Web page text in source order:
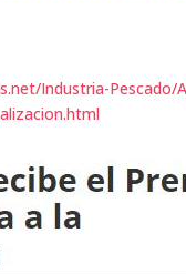
Industria-Pescado/